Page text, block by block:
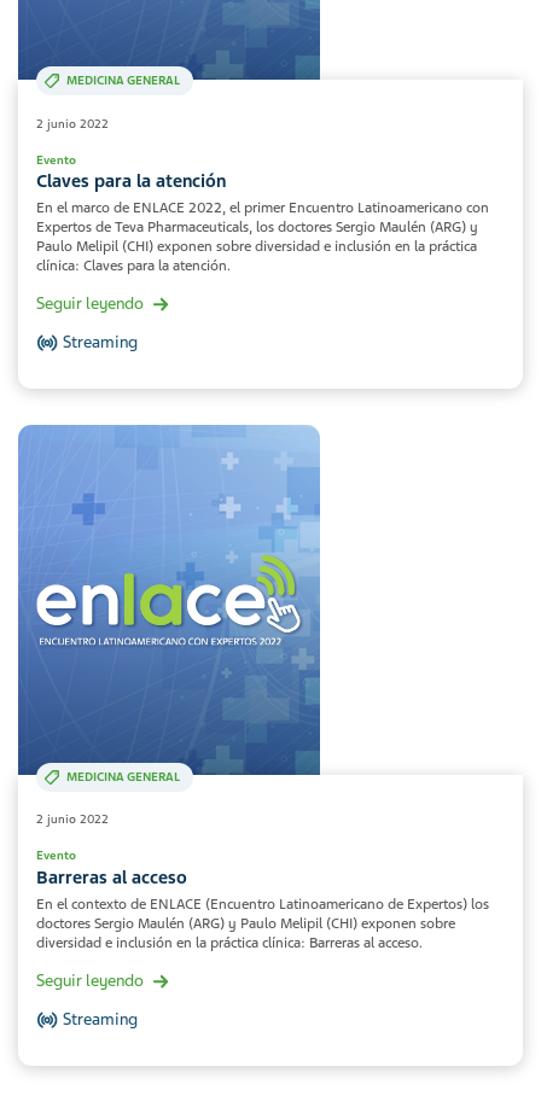
MEDICINA GENERAL
2 junio 2022
Evento
Claves para la atención
En el marco de ENLACE 2022, el primer Encuentro Latinoamericano con
Expertos de Teva Pharmaceuticals, los doctores Sergio Maulén (ARG) y
Paulo Melipil (CHI) exponen sobre diversidad e inclusión en la práctica
clínica: Claves para la atención.
Seguir leyendo
Streaming
MEDICINA GENERAL
2 junio 2022
Evento
Barreras al acceso
En el contexto de ENLACE (Encuentro Latinoamericano de Expertos) los
doctores Sergio Maulén (ARG) y Paulo Melipil (CHI) exponen sobre
diversidad e inclusión en la práctica clínica: Barreras al acceso.
Seguir leyendo
Streaming